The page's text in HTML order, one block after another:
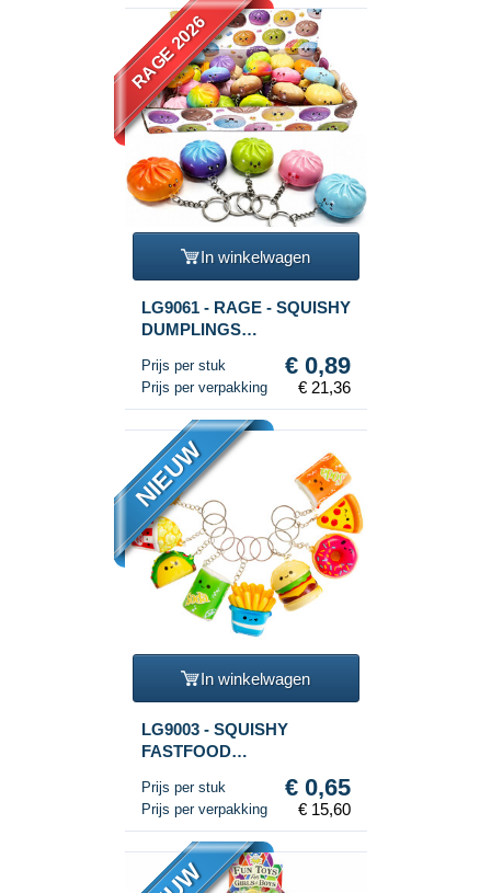
RAGE 2026
In winkelwagen
LG9061 - RAGE - SQUISHY
DUMPLINGS
KLEUREN - IN DISPLAY
(24st.)
Prijs per stuk € 0,89
Prijs per verpakking € 21,36
NIEUW
In winkelwagen
LG9003 - SQUISHY
FASTFOOD
DISPLAY (24st.)
Prijs per stuk € 0,65
Prijs per verpakking € 15,60